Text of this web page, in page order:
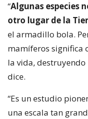
“Algunas especies
otro lugar de la
el armadillo bola.
mamíferos significa
la vida, destruyendo
dice.
“Es un estudio
una escala tan